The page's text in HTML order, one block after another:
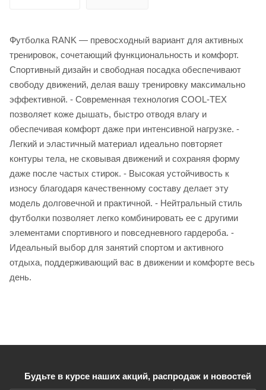
Футболка RANK — превосходный вариант для активных
тренировок, сочетающий функциональность и комфорт.
Спортивный дизайн и свободная посадка обеспечивают
свободу движений, делая вашу тренировку максимально
эффективной. - Современная технология COOL-TEX
позволяет коже дышать, быстро отводя влагу и
обеспечивая комфорт даже при интенсивной нагрузке. -
Легкий и эластичный материал идеально повторяет
контуры тела, не сковывая движений и сохраняя форму
даже после частых стирок. - Высокая устойчивость к
износу благодаря качественному составу делает эту
модель долговечной и практичной. - Нейтральный стиль
футболки позволяет легко комбинировать ее с другими
элементами спортивного и повседневного гардероба. -
Идеальный выбор для занятий спортом и активного
отдыха, поддерживающий вас в движении и комфорте весь
день.
Будьте в курсе наших акций, распродаж и новостей